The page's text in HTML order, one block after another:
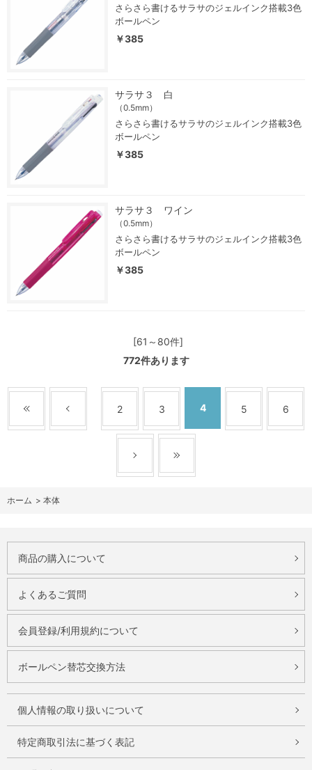
さらさら書けるサラサのジェルインク搭載3色
ボールペン
￥385
サラサ３ 白
（0.5mm）
さらさら書けるサラサのジェルインク搭載3色
ボールペン
￥385
サラサ３ ワイン
（0.5mm）
さらさら書けるサラサのジェルインク搭載3色
ボールペン
￥385
[61～80件]
772件あります
2 3 4 5 6
ホーム > 本体
商品の購入について
よくあるご質問
会員登録/利用規約について
ボールペン替芯交換方法
個人情報の取り扱いについて
特定商取引法に基づく表記